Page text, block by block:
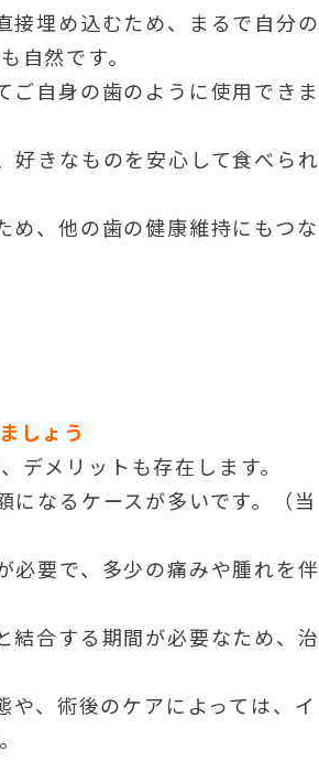
接埋め込むため、まるで自分の
自然です。
ご自身の歯のように使用できま
好きなものを安心して食べられ
め、他の歯の健康維持にもつな
しょう
メリットも存在します。
なるケースが多いです。（当
必要で、多少の痛みや腫れを伴
結合する期間が必要なため、治
や、術後のケアによっては、イ